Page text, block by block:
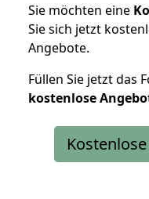
Sie möchten eine
Sie sich jetzt
Angebote.
Füllen Sie jetzt das
kostenlose